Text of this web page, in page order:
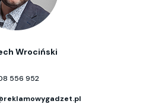
Wrociński
556 952